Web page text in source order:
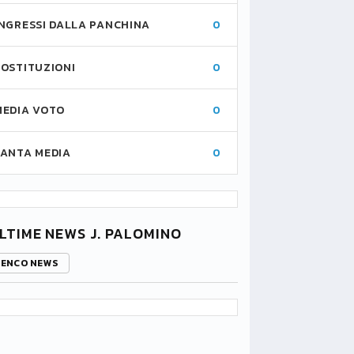
DALLA PANCHINA 0
0
VOTO 0
MEDIA 0
NEWS J. PALOMINO
NEWS